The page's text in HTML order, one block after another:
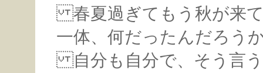
春夏過ぎてもう秋が来て
一体、何だったんだろう
自分も自分で、そう言う